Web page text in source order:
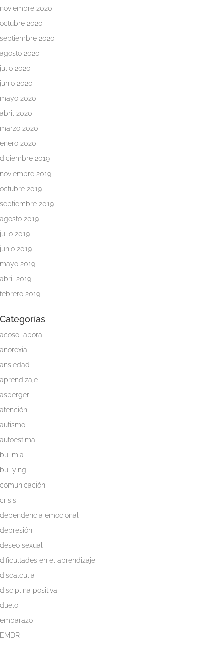
Quiénes
online
noviembre 2020
octubre 2020
septiembre 2020
agosto 2020
julio 2020
junio 2020
mayo 2020
abril 2020
marzo 2020
enero 2020
diciembre 2019
noviembre 2019
octubre 2019
septiembre 2019
agosto 2019
julio 2019
junio 2019
mayo 2019
abril 2019
febrero 2019
Categorías
acoso laboral
anorexia
ansiedad
aprendizaje
asperger
atención
autismo
autoestima
bulimia
bullying
comunicación
crisis
dependencia emocional
depresión
deseo sexual
dificultades en el aprendizaje
discalculia
disciplina positiva
duelo
embarazo
EMDR